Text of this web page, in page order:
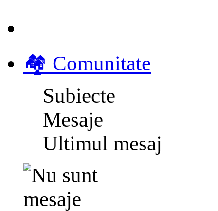
🏘️ Comunitate
Subiecte
Mesaje
Ultimul mesaj